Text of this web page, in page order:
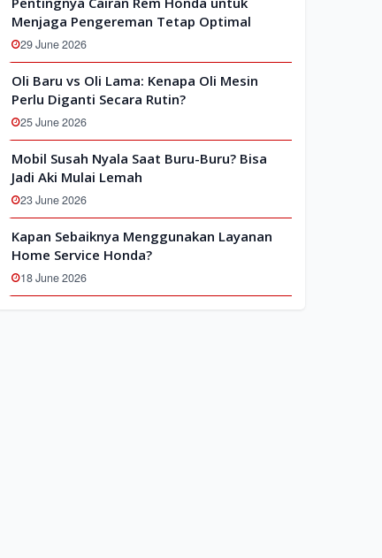
Menjaga Pengereman Tetap Optimal
29 June 2026
Oli Baru vs Oli Lama: Kenapa Oli Mesin
Perlu Diganti Secara Rutin?
25 June 2026
Mobil Susah Nyala Saat Buru-Buru? Bisa
Jadi Aki Mulai Lemah
23 June 2026
Kapan Sebaiknya Menggunakan Layanan
Home Service Honda?
18 June 2026